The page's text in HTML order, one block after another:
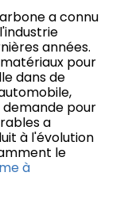
a connu
années.
pour
dans de
pour
a
à l'évolution
le
à